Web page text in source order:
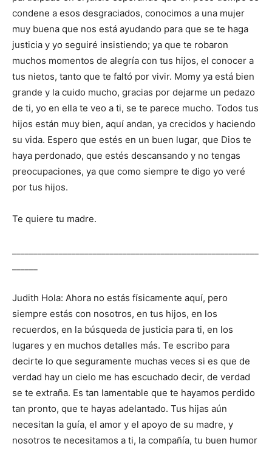
condene a esos desgraciados, conocimos a una mujer
muy buena que nos está ayudando para que se te haga
justicia y yo seguiré insistiendo; ya que te robaron
muchos momentos de alegría con tus hijos, el conocer a
tus nietos, tanto que te faltó por vivir. Momy ya está bien
grande y la cuido mucho, gracias por dejarme un pedazo
de ti, yo en ella te veo a ti, se te parece mucho. Todos tus
hijos están muy bien, aquí andan, ya crecidos y haciendo
su vida. Espero que estés en un buen lugar, que Dios te
haya perdonado, que estés descansando y no tengas
preocupaciones, ya que como siempre te digo yo veré
por tus hijos.
Te quiere tu madre.
Judith Hola: Ahora no estás físicamente aquí, pero
siempre estás con nosotros, en tus hijos, en los
recuerdos, en la búsqueda de justicia para ti, en los
lugares y en muchos detalles más. Te escribo para
decirte lo que seguramente muchas veces si es que de
verdad hay un cielo me has escuchado decir, de verdad
se te extraña. Es tan lamentable que te hayamos perdido
tan pronto, que te hayas adelantado. Tus hijas aún
necesitan la guía, el amor y el apoyo de su madre, y
nosotros te necesitamos a ti, la compañía, tu buen humor